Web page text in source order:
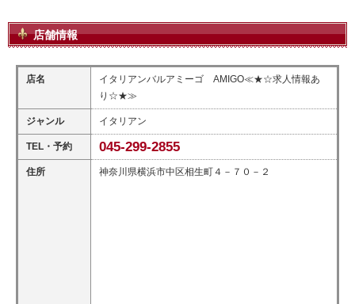
店舗情報
店名
イタリアンバルアミーゴ AMIGO≪★☆求人情報あ
り☆★≫
ジャンル イタリアン
TEL・予約 045-299-2855
住所 神奈川県横浜市中区相生町４－７０－２